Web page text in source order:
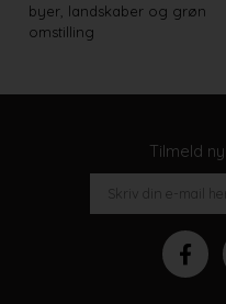
byer, landskaber og grøn
omstilling
Tilmeld